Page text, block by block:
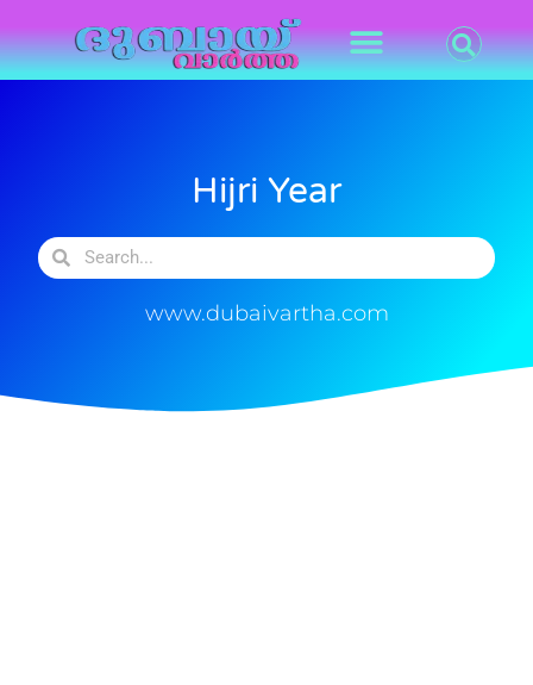
Hijri Year
www.dubaivartha.com